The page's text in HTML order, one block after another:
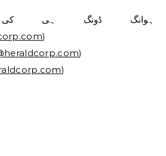
ہوانگ ڈونگ ہی
)
)
)